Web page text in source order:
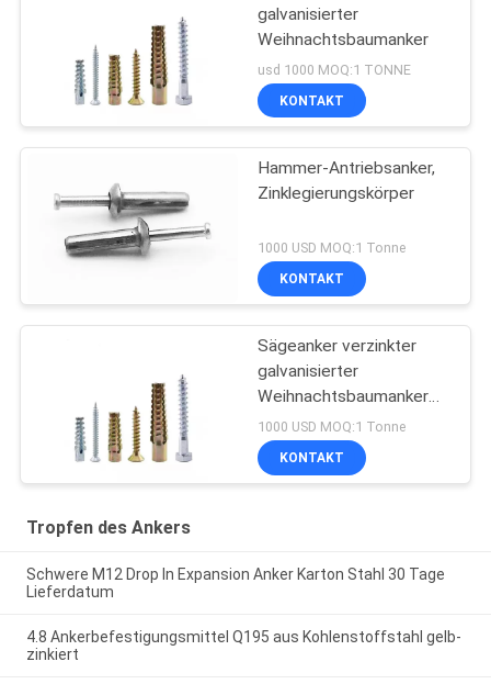
galvanisierter
Weihnachtsbaumanker
usd 1000 MOQ:1 TONNE
KONTAKT
Hammer-Antriebsanker,
Zinklegierungskörper
1000 USD MOQ:1 Tonne
KONTAKT
Sägeanker verzinkter
galvanisierter
Weihnachtsbaumanker
(Expansionsanker)
1000 USD MOQ:1 Tonne
KONTAKT
Tropfen des Ankers
Schwere M12 Drop In Expansion Anker Karton Stahl 30 Tage
Lieferdatum
4.8 Ankerbefestigungsmittel Q195 aus Kohlenstoffstahl gelb-
zinkiert